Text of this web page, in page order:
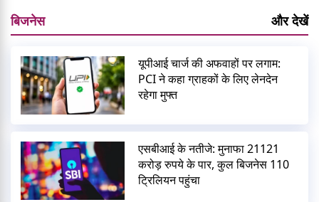
बिजनेस और देखें
यूपीआई चार्ज की अफवाहों पर लगाम:
PCI ने कहा ग्राहकों के लिए लेनदेन
रहेगा मुफ्त
एसबीआई के नतीजे: मुनाफा 21121
करोड़ रुपये के पार, कुल बिजनेस 110
ट्रिलियन पहुंचा